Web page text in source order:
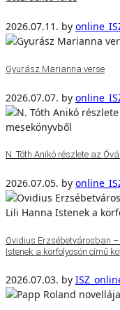
2026.07.11. by
Gyurász Marianna verse
2026.07.07. by
N. Tóth Anikó részlete az
2026.07.05. by
Ovidius Erzsébetvárosban
Istenek a körfolyosón című
2026.07.03. by